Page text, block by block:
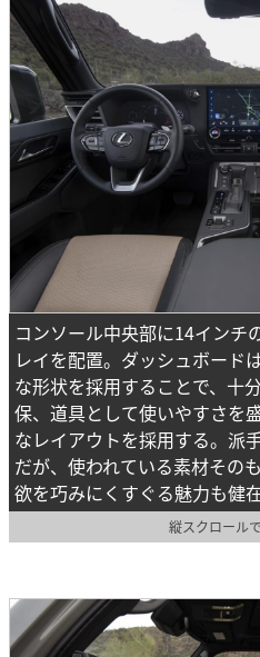
コンソール中央部に14インチ
レイを配置。ダッシュボード
な形状を採用することで、十
保、道具として使いやすさを
なレイアウトを採用する。派
だが、使われている素材その
欲を巧みにくすぐる魅力も健在
縦スクロール